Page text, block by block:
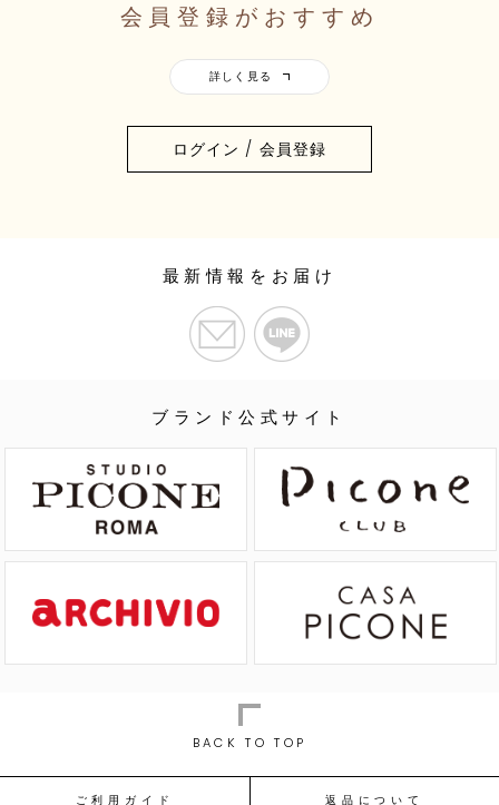
会員登録がおすすめ
ログイン / 会員登録
ブランド公式サイト
最新情報をお届け
BACK TO TOP
ご利用ガイド 返品について